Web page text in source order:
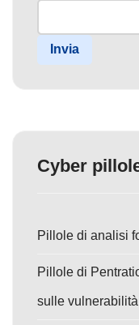
Invia
Cyber
Pillole di analisi
Pillole di
sulle